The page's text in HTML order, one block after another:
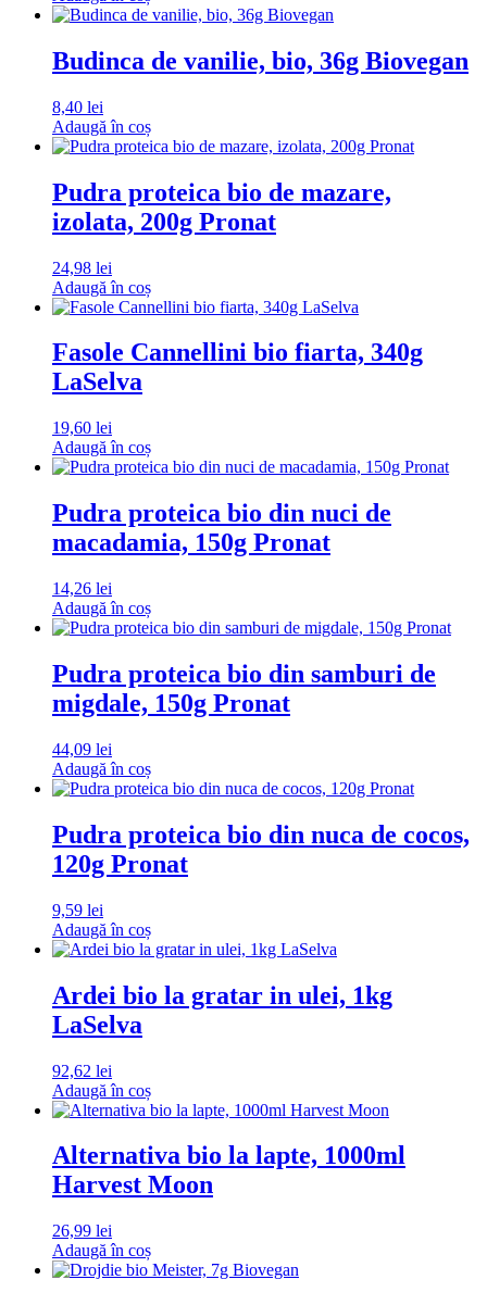
Budinca de vanilie, bio, 36g Biovegan
8,40 lei
Adaugă în coș
Pudra proteica bio de mazare,
izolata, 200g Pronat
24,98 lei
Adaugă în coș
Fasole Cannellini bio fiarta, 340g
LaSelva
19,60 lei
Adaugă în coș
Pudra proteica bio din nuci de
macadamia, 150g Pronat
14,26 lei
Adaugă în coș
Pudra proteica bio din samburi de
migdale, 150g Pronat
44,09 lei
Adaugă în coș
Pudra proteica bio din nuca de cocos,
120g Pronat
9,59 lei
Adaugă în coș
Ardei bio la gratar in ulei, 1kg
LaSelva
92,62 lei
Adaugă în coș
Alternativa bio la lapte, 1000ml
Harvest Moon
26,99 lei
Adaugă în coș